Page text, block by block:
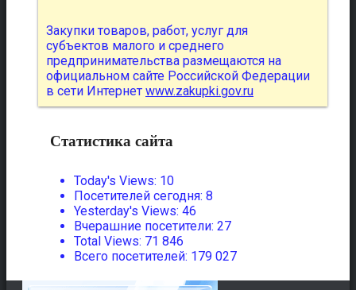
Закупки товаров, работ, услуг для
субъектов малого и среднего
предпринимательства размещаются на
официальном сайте Российской Федерации
в сети Интернет www.zakupki.gov.ru
Статистика сайта
Today's Views: 10
Посетителей сегодня: 8
Yesterday's Views: 46
Вчерашние посетители: 27
Total Views: 71 846
Всего посетителей: 179 027